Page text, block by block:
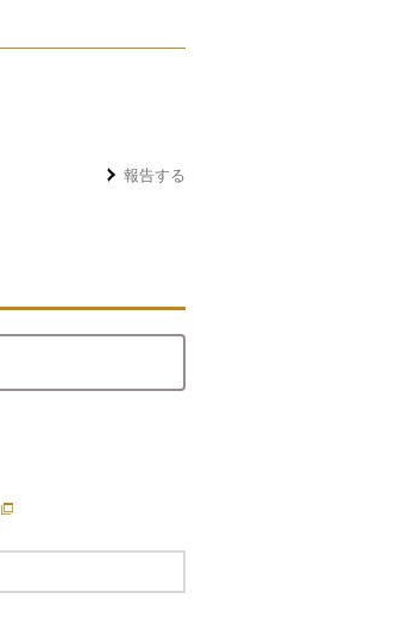
報告する
別のウィンドウで開きます。